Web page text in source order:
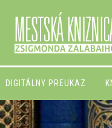
DIGITÁLNY PREUKAZ